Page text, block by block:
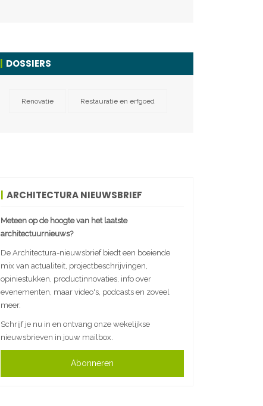
DOSSIERS
Renovatie Restauratie en erfgoed
ARCHITECTURA NIEUWSBRIEF
Meteen op de hoogte van het laatste
architectuurnieuws?
De Architectura-nieuwsbrief biedt een boeiende
mix van actualiteit, projectbeschrijvingen,
opiniestukken, productinnovaties, info over
evenementen, maar video's, podcasts en zoveel
meer.
Schrijf je nu in en ontvang onze wekelijkse
nieuwsbrieven in jouw mailbox.
Abonneren